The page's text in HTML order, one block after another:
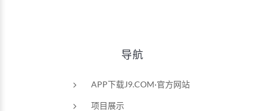
导航
APP下载J9.COM·官方网站
项目展示